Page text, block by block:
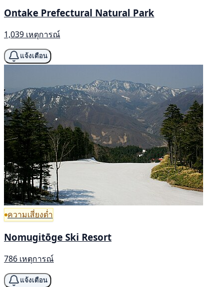
Ontake Prefectural Natural Park
1,039 เหตุการณ์
แจ้งเตือน
ความเสี่ยงต่ำ
Nomugitōge Ski Resort
786 เหตุการณ์
แจ้งเตือน